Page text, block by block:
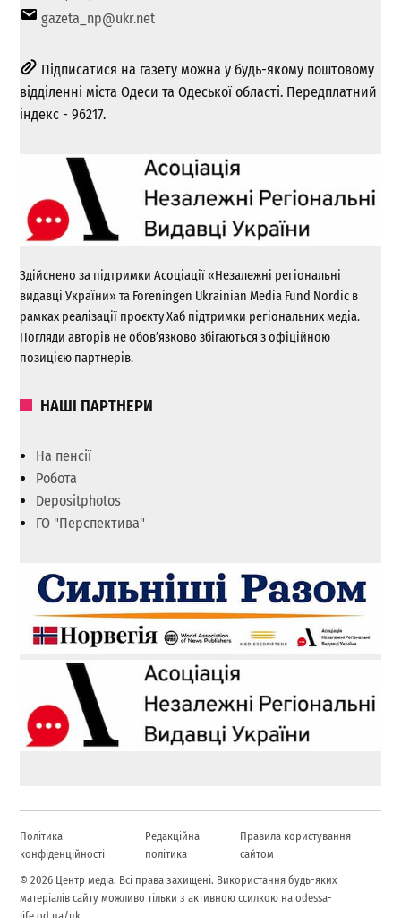
gazeta_np@ukr.net
Підписатися на газету можна у будь-якому поштовому
відділенні міста Одеси та Одеської області. Передплатний
індекс - 96217.
Здійснено за підтримки Асоціації «Незалежні регіональні
видавці України» та Foreningen Ukrainian Media Fund Nordic в
рамках реалізації проєкту Хаб підтримки регіональних медіа.
Погляди авторів не обов’язково збігаються з офіційною
позицією партнерів.
НАШІ ПАРТНЕРИ
На пенсії
Робота
Depositphotos
ГО "Перспектива"
Політика
конфіденційності
Редакційна
політика
Правила користування
сайтом
© 2026 Центр медіа. Всі права захищені. Використання будь-яких
матеріалів сайту можливо тільки з активною ссилкою на odessa-